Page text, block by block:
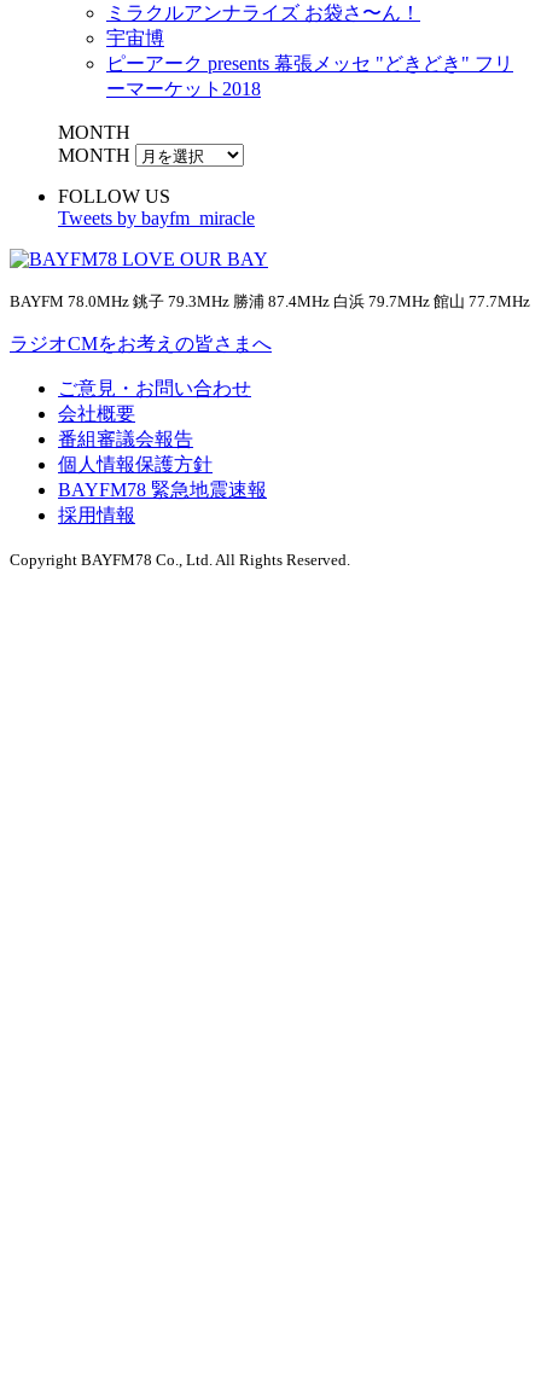
ミラクルアンナライズ お袋さ〜ん！
宇宙博
ピーアーク presents 幕張メッセ "どきどき" フリ
ーマーケット2018
MONTH
MONTH
FOLLOW US
Tweets by bayfm_miracle
BAYFM 78.0MHz 銚子 79.3MHz 勝浦 87.4MHz 白浜 79.7MHz 館山 77.7MHz
ラジオCMをお考えの皆さまへ
ご意見・お問い合わせ
会社概要
番組審議会報告
個人情報保護方針
BAYFM78 緊急地震速報
採用情報
Copyright BAYFM78 Co., Ltd. All Rights Reserved.